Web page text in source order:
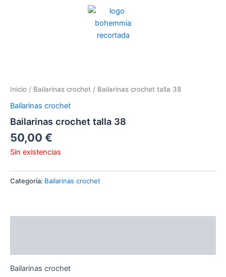
Inicio / Bailarinas crochet / Bailarinas crochet talla 38
Bailarinas crochet
Bailarinas crochet talla 38
50,00 €
Sin existencias
Categoría: Bailarinas crochet
Bailarinas crochet